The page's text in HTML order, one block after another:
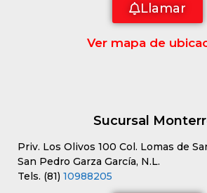
Llamar
Ver mapa de
Sucursal
Priv. Los Olivos 100 Col. Lomas de
San Pedro Garza García, N.L.
Tels. (81) 10988205